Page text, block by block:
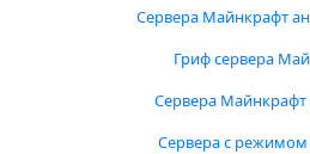
Сервера Майнкрафт
Гриф сервера
Сервера Майнкрафт
Сервера с режимом